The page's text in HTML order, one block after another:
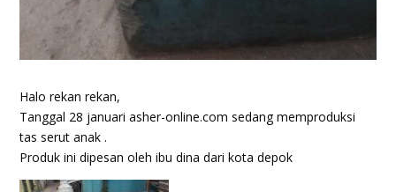
Halo rekan rekan,
Tanggal 28 januari asher-online.com sedang memproduksi
tas serut anak .
Produk ini dipesan oleh ibu dina dari kota depok